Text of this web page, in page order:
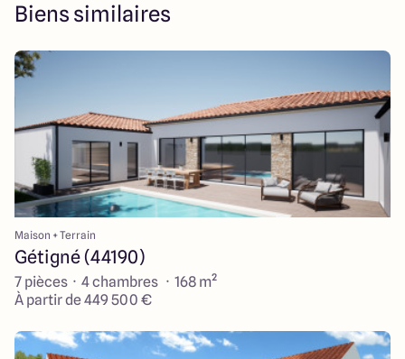
Biens similaires
Maison + Terrain
Gétigné (44190)
7 pièces · 4 chambres · 168 m²
À partir de 449 500 €